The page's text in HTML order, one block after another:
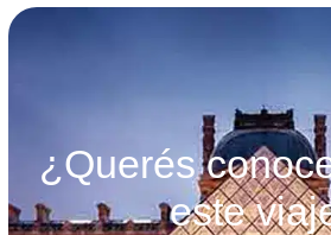
¿Querés
este